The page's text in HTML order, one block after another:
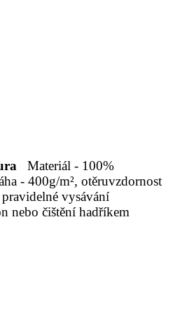
Materiál - 100%
- 400g/m², otěruvzdornost
vysávání
nebo čištění hadříkem